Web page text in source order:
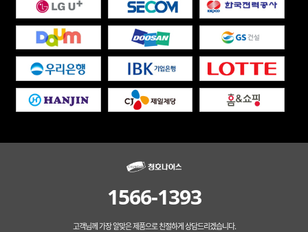
1566-1393
고객님께 가장 알맞은 제품으로 친절하게 상담드리겠습니다.